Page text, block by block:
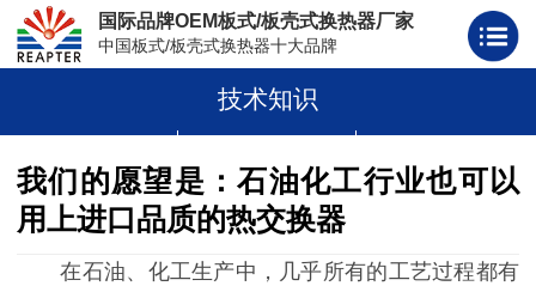
国际品牌OEM板式/板壳式换热器厂家
中国板式/板壳式换热器十大品牌
板壳式换热器
技术知识
我们的愿望是：石油化工行业也可以
用上进口品质的热交换器
在石油、化工生产中，几乎所有的工艺过程都有